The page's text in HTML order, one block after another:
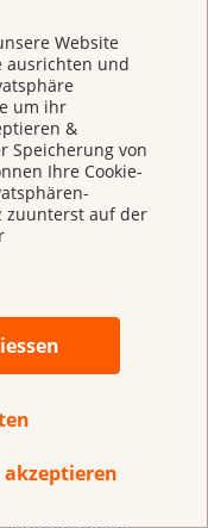
Website
ausrichten und
um ihr
&
Speicherung von
Ihre Cookie-
zuunterst auf der
, Standort
, Standort Spital
& Zollikerberg,
Zollikerberg
& Zollikerberg,
Zürich
, Standort
Universitätsspital